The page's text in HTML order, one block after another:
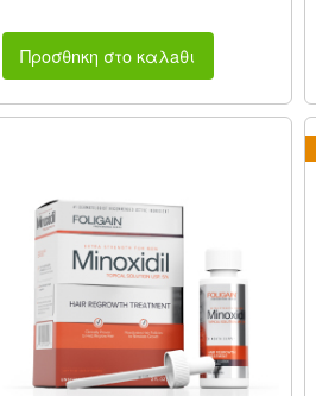
Προσθnκη στο καλaθι